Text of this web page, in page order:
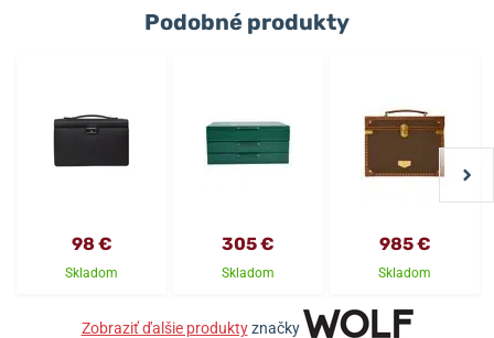
Podobné produkty
98 €
Skladom
305 €
Skladom
985 €
Skladom
Zobraziť ďalšie produktyznačky